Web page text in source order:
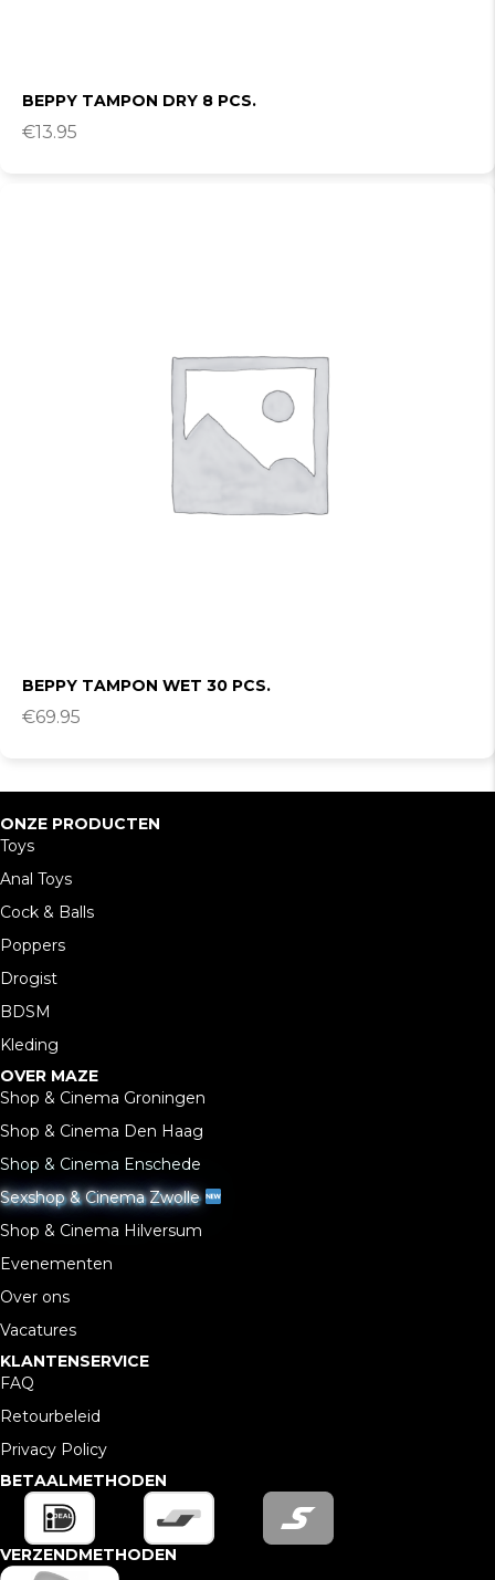
BEPPY TAMPON DRY 8 PCS.
€13.95
BEPPY TAMPON WET 30 PCS.
€69.95
ONZE PRODUCTEN
Toys
Anal Toys
Cock & Balls
Poppers
Drogist
BDSM
Kleding
OVER MAZE
Shop & Cinema Groningen
Shop & Cinema Den Haag
Shop & Cinema Enschede
Sexshop & Cinema Zwolle
Shop & Cinema Hilversum
Evenementen
Over ons
Vacatures
KLANTENSERVICE
FAQ
Retourbeleid
Privacy Policy
BETAALMETHODEN
VERZENDMETHODEN